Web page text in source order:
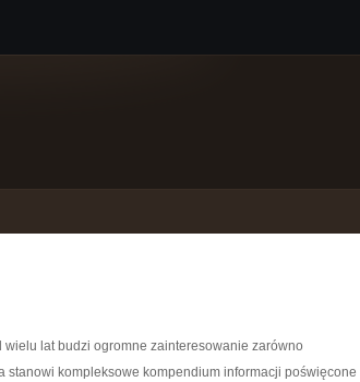
lat budzi ogromne zainteresowanie zarówno
stanowi kompleksowe kompendium informacji poświęcone